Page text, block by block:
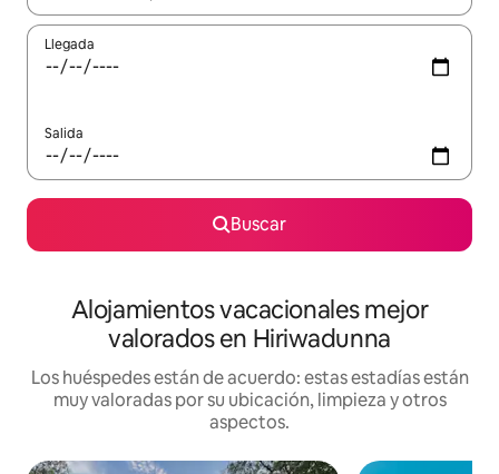
Llegada
Salida
Buscar
Alojamientos vacacionales mejor
valorados en Hiriwadunna
Los huéspedes están de acuerdo: estas estadías están
muy valoradas por su ubicación, limpieza y otros
aspectos.